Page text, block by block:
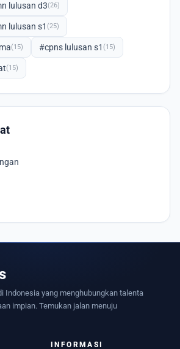
lulusan d3(26)
lulusan s1 (25)
(15) #cpns lulusan s1 (15)
(15)
Indonesia yang menghubungkan talenta
impian. Temukan jalan menuju
INFORMASI